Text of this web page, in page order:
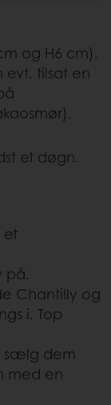
og H6 cm).
tilsat en
et døgn.
et
på.
Chantilly og
i. Top
sælg dem
med en